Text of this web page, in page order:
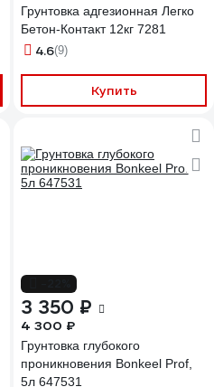
Грунтовка адгезионная Легко
Бетон-Контакт 12кг 7281
4.6(9)
Купить
3 350 ₽
4 300 ₽
Грунтовка глубокого
проникновения Bonkeel Prof,
5л 647531